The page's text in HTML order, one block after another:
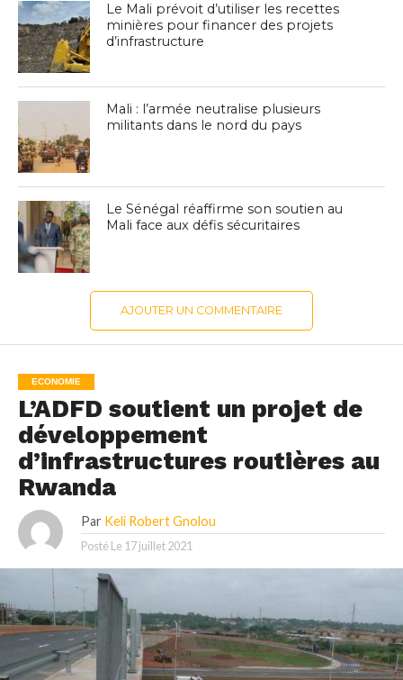
Le Mali prévoit d’utiliser les recettes
minières pour financer des projets
d’infrastructure
Mali : l’armée neutralise plusieurs
militants dans le nord du pays
Le Sénégal réaffirme son soutien au
Mali face aux défis sécuritaires
AJOUTER UN COMMENTAIRE
ECONOMIE
L’ADFD soutient un projet de
développement
d’infrastructures routières au
Rwanda
Par Keli Robert Gnolou
Posté Le 17 juillet 2021